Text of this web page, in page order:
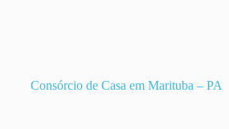
Consórcio de Casa em Marituba – PA